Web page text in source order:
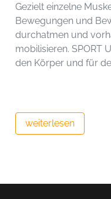
Gezielt einzelne
Bewegungen und
durchatmen und
mobilisieren. SPORT
den Körper und für
weiterlesen